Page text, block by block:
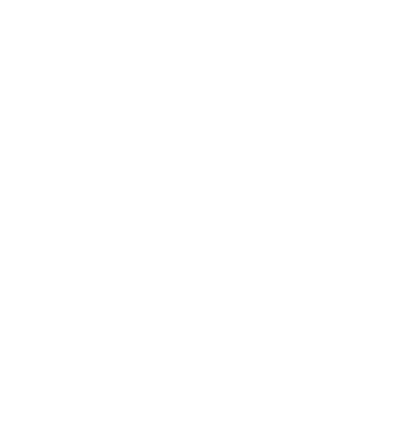
slnečníkmi zadarmo, bar pri bazéne.
terasa
k dispozícii plážový bar (pivo, víno, nealkoholické